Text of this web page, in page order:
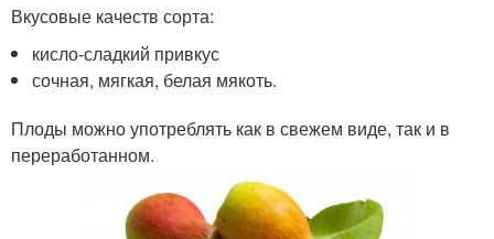
Вкусовые качеств сорта:
кисло-сладкий привкус
сочная, мягкая, белая мякоть.
Плоды можно употреблять как в свежем виде, так и в
переработанном.